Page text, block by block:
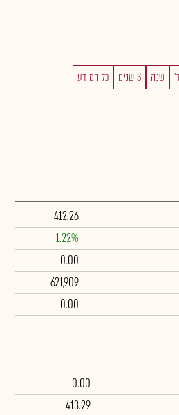
שנה 3 שנים כל המידע
412.26
1.22%
0.00
621,909
0.00
0.00
413.29